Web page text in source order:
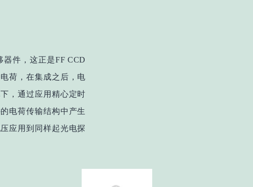
件，这正是FF CCD
荷，在集成之后，电
，通过应用精心定时
电荷传输结构中产生
应用到同样起光电探